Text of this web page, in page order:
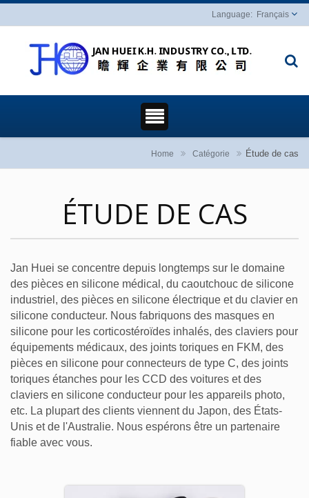
Français
Home Catégorie Étude de cas
ÉTUDE DE CAS
Jan Huei se concentre depuis longtemps sur le domaine
des pièces en silicone médical, du caoutchouc de silicone
industriel, des pièces en silicone électrique et du clavier en
silicone conducteur. Nous fabriquons des masques en
silicone pour les corticostéroïdes inhalés, des claviers pour
équipements médicaux, des joints toriques en FKM, des
pièces en silicone pour connecteurs de type C, des joints
toriques étanches pour les CCD des voitures et des
claviers en silicone conducteur pour les appareils photo,
etc. La plupart des clients viennent du Japon, des États-
Unis et de l'Australie. Nous espérons être un partenaire
fiable avec vous.